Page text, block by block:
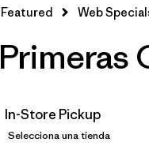
Featured Web
Primeras
In-Store Pickup
Selecciona una tienda